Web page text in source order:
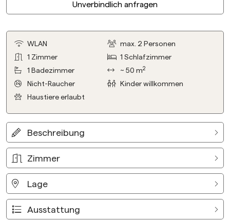
Unverbindlich anfragen
WLAN max. 2 Personen
1 Zimmer 1Schlafzimmer
1 Badezimmer ~ 50 m2
Nicht-Raucher
Kinder willkommen
Haustiere erlaubt
Beschreibung
Zimmer
Lage
Ausstattung